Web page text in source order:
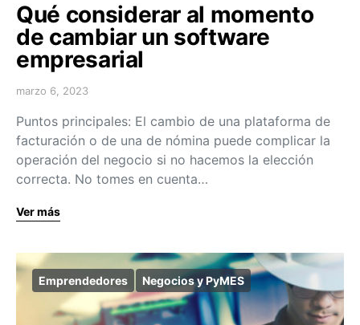
Qué considerar al momento
de cambiar un software
empresarial
marzo 6, 2023
Puntos principales: El cambio de una plataforma de
facturación o de una de nómina puede complicar la
operación del negocio si no hacemos la elección
correcta. No tomes en cuenta…
Ver más
Emprendedores Negocios y PyMES